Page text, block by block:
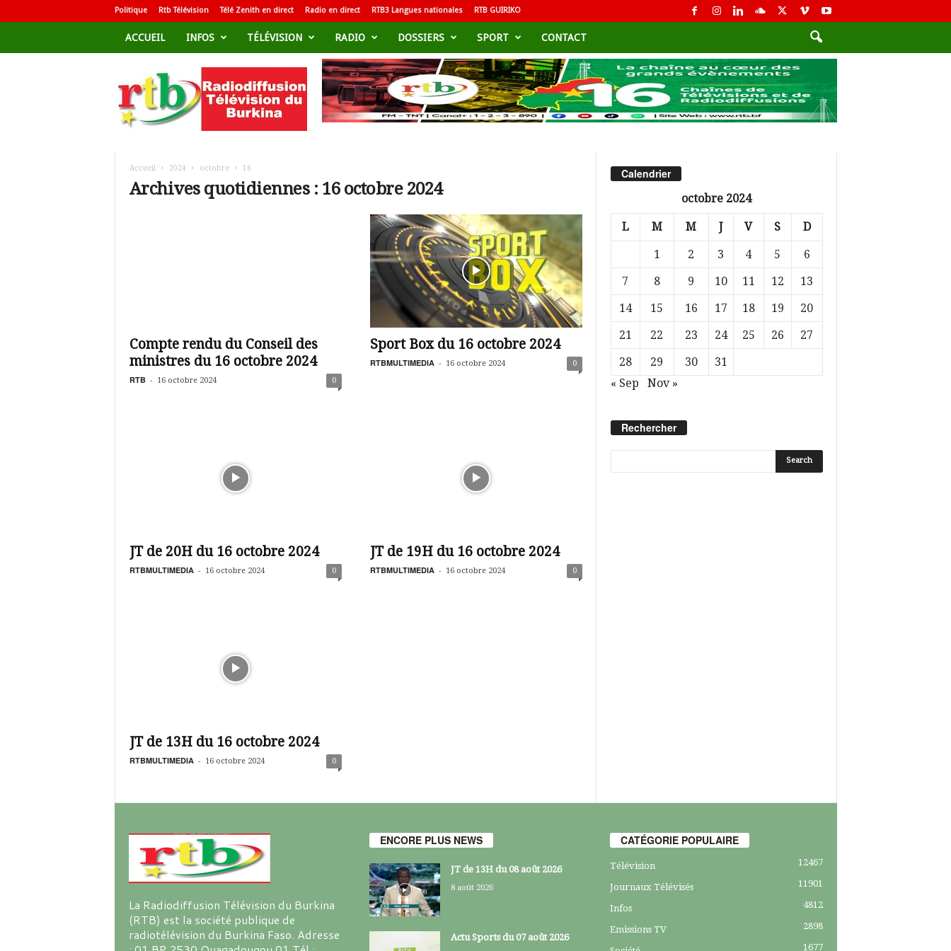
Politique Rtb Télévision Télé Zenith en direct Radio en direct RTB3 Langues nationales RTB GUIRIKO
ACCUEIL INFOS TÉLÉVISION RADIO DOSSIERS SPORT CONTACT
d
i
Accueil 2024 octobre 16
Archives quotidiennes : 16 octobre 2024
Compte rendu du Conseil des
ministres du 16 octobre 2024
RTB - 16 octobre 2024 0
Sport Box du 16 octobre 2024
RTBMULTIMEDIA - 16 octobre 2024 0
JT de 20H du 16 octobre 2024
RTBMULTIMEDIA - 16 octobre 2024 0
JT de 19H du 16 octobre 2024
RTBMULTIMEDIA - 16 octobre 2024 0
JT de 13H du 16 octobre 2024
RTBMULTIMEDIA - 16 octobre 2024 0
Calendrier
octobre 2024
L M M J V S D
1 2 3 4 5
6
7
8 9 10 11 12
13
14
15 16 17 18 19
20
21
22 23 24 25 26
27
28
29 30
31
« Sep
Nov »
Rechercher
La Radiodiffusion Télévision du Burkina
(RTB) est la société publique de
radiotélévision du Burkina Faso. Adresse
ENCORE PLUS NEWS
JT de 13H du 08 août 2026
8 août 2026
Actu Sports du 07 août 2026
CATÉGORIE POPULAIRE
Télévision 12467
Journaux Télévisés 11901
Infos 4812
Emissions TV 2898
1677